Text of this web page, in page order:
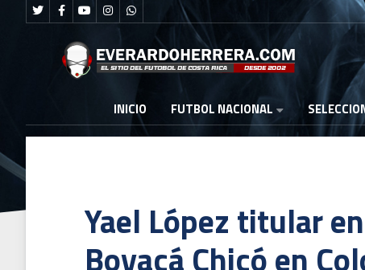
INICIO FUTBOL NACIONAL
Yael López titular
Boyacá Chicó en